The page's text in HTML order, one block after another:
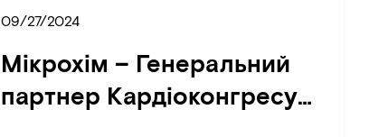
09/27/2024
Мікрохім – Генеральний
партнер Кардіоконгресу